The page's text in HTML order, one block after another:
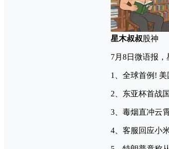
星木叔叔股神
7月8日微语报
1、全球首例!
2、东亚杯首战
3、毒烟直冲云
4、客服回应小